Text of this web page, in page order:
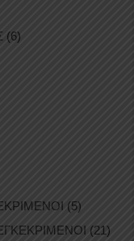
(6)
(5)
(21)